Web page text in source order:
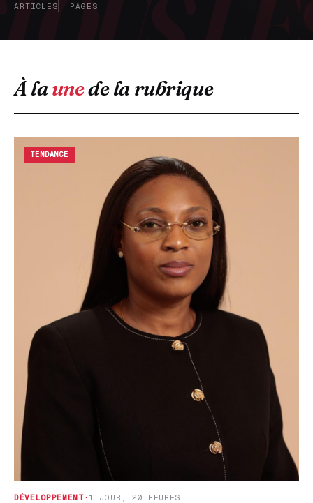
ARTICLES PAGES
À launede la rubrique
TENDANCE
DÉVELOPPEMENT·1 JOUR, 20 HEURES